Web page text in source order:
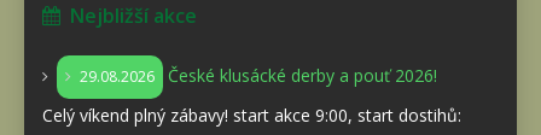
Nejbližší akce
29.08.2026
České klusácké derby a pouť 2026!
Celý víkend plný zábavy! start akce 9:00, start dostihů: